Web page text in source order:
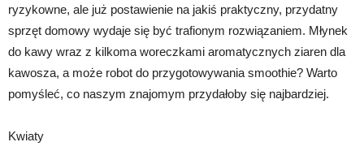
ryzykowne, ale już postawienie na jakiś praktyczny, przydatny
sprzęt domowy wydaje się być trafionym rozwiązaniem. Młynek
do kawy wraz z kilkoma woreczkami aromatycznych ziaren dla
kawosza, a może robot do przygotowywania smoothie? Warto
pomyśleć, co naszym znajomym przydałoby się najbardziej.
Kwiaty